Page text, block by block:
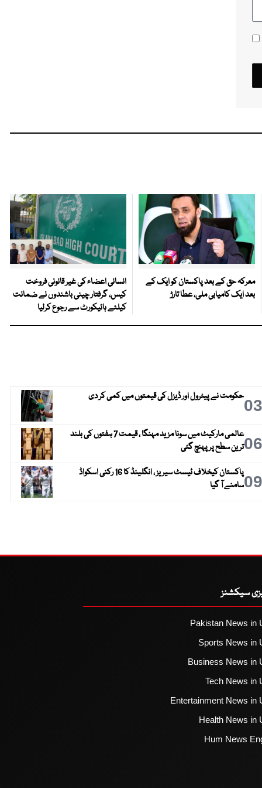
معرکہ حق کے بعد پاکستان کو ایک کے
بعد ایک کامیابی ملی، عطا تارڑ
انسانی اعضاء کی غیر قانونی فروخت
کیس، گرفتار چینی باشندوں نے ضمانت
کیلئے ہائیکورٹ سے رجوع کرلیا
03حکومت نے پیٹرول اور ڈیزل کی قیمتوں میں کمی کر دی
06
عالمی مارکیٹ میں سونا مزید مہنگا ، قیمت 7 ہفتوں کی بلند
ترین سطح پر پہنچ گئی
09
پاکستان کیخلاف ٹیسٹ سیریز ، انگلینڈ کا 16 رکنی اسکواڈ
سامنے آ گیا
سیکشنز
Pakistan News in
Sports News in
Business News in
Tech News in
Entertainment News in
Health News in
Hum News